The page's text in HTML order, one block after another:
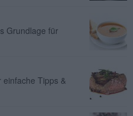
Grundlage für
Tipps &